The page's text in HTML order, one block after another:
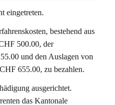
eingetreten.
bestehend aus
500.00, der
und den Auslagen von
655.00, zu bezahlen.
ausgerichtet.
das Kantonale